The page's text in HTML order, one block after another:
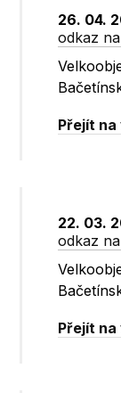
26. 04.
odkaz
Přejít
22. 03.
odkaz
Přejít